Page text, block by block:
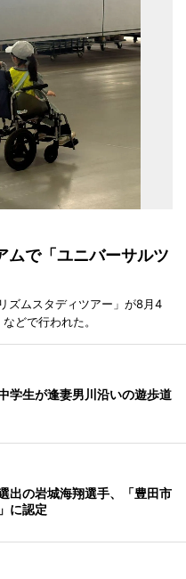
ムで「ユニバーサルツ
ズムスタディツアー」が8月4
どで行われた。
学生が逢妻男川沿いの遊歩道
出の岩城海翔選手、「豊田市
に認定